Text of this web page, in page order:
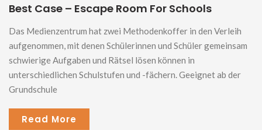
Best Case – Escape Room For Schools
Das Medienzentrum hat zwei Methodenkoffer in den Verleih
aufgenommen, mit denen Schülerinnen und Schüler gemeinsam
schwierige Aufgaben und Rätsel lösen können in
unterschiedlichen Schulstufen und -fächern. Geeignet ab der
Grundschule
Read More